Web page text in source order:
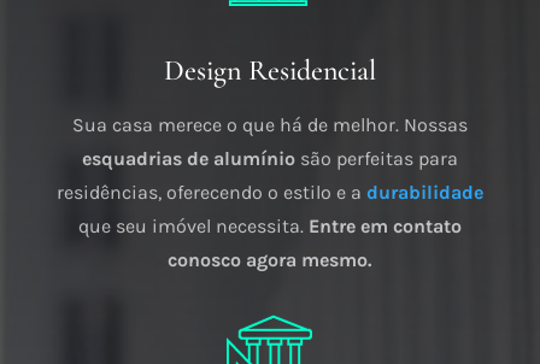
Design Residencial
Sua casa merece o que há de melhor. Nossas
esquadrias de alumíniosão perfeitas para
residências, oferecendo o estilo e a durabilidade
que seu imóvel necessita. Entre em contato
conosco agora mesmo.